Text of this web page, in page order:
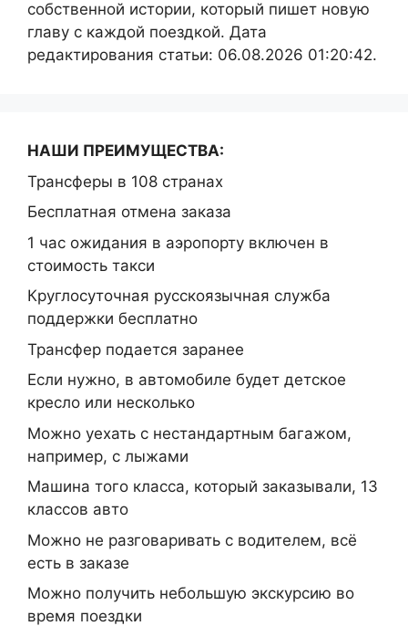
собственной истории, который пишет новую
главу с каждой поездкой. Дата
редактирования статьи: 06.08.2026 01:20:42.
НАШИ ПРЕИМУЩЕСТВА:
Трансферы в 108 странах
Бесплатная отмена заказа
1 час ожидания в аэропорту включен в
стоимость такси
Круглосуточная русскоязычная служба
поддержки бесплатно
Трансфер подается заранее
Если нужно, в автомобиле будет детское
кресло или несколько
Можно уехать с нестандартным багажом,
например, с лыжами
Машина того класса, который заказывали, 13
классов авто
Можно не разговаривать с водителем, всё
есть в заказе
Можно получить небольшую экскурсию во
время поездки